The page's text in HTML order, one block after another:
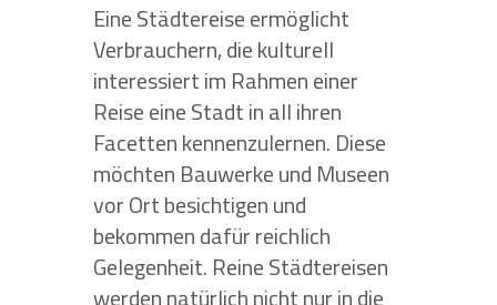
Eine Städtereise ermöglicht
Verbrauchern, die kulturell
interessiert im Rahmen einer
Reise eine Stadt in all ihren
Facetten kennenzulernen. Diese
möchten Bauwerke und Museen
vor Ort besichtigen und
bekommen dafür reichlich
Gelegenheit. Reine Städtereisen
werden natürlich nicht nur in die